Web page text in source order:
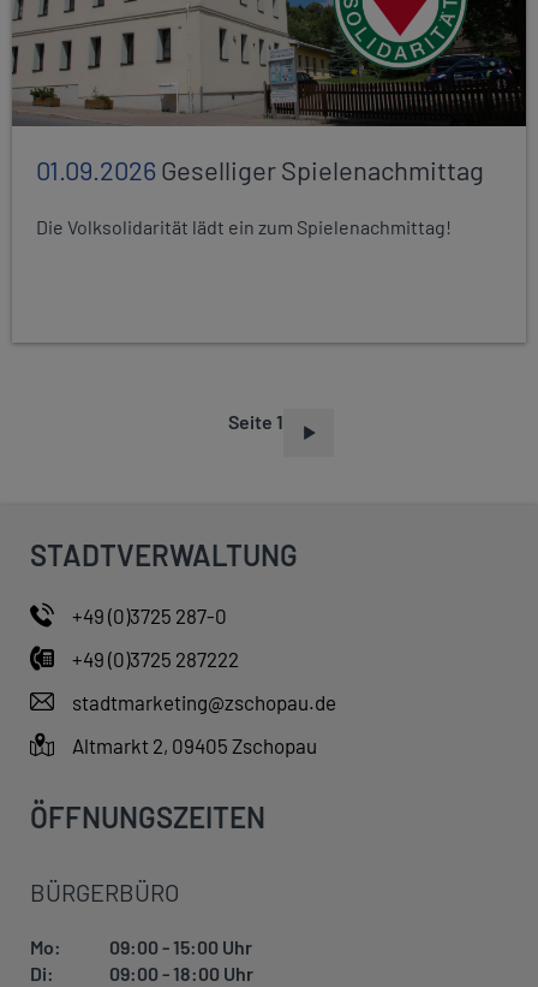
01.09.2026Geselliger Spielenachmittag
Die Volksolidarität lädt ein zum Spielenachmittag!
Seite 1
STADTVERWALTUNG
+49 (0)3725 287-0
+49 (0)3725 287222
stadtmarketing@zschopau.de
Altmarkt 2, 09405 Zschopau
ÖFFNUNGSZEITEN
BÜRGERBÜRO
Mo:
09:00 - 15:00 Uhr
Di:
09:00 - 18:00 Uhr